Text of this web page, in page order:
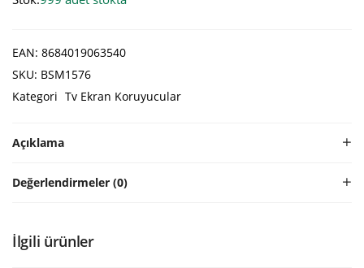
EAN: 8684019063540
SKU: BSM1576
Kategori Tv Ekran Koruyucular
Açıklama
Değerlendirmeler (0)
İlgili ürünler